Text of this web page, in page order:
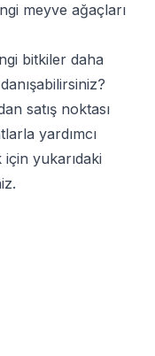
meyve ağaçları
bitkiler daha
satış noktası
yardımcı
yukarıdaki